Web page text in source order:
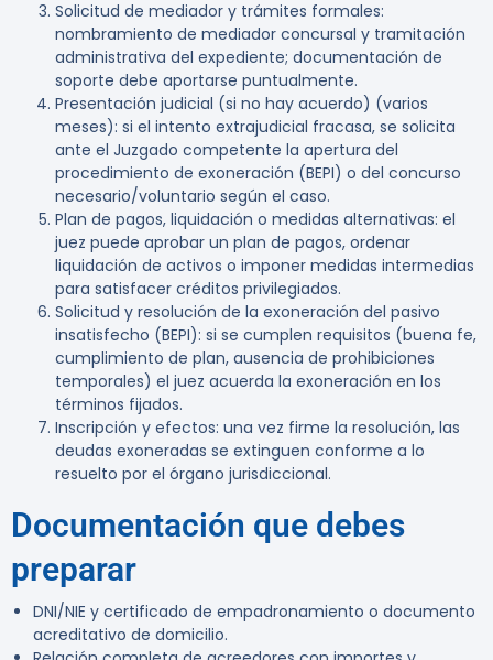
Solicitud de mediador y trámites formales:
nombramiento de mediador concursal y tramitación
administrativa del expediente; documentación de
soporte debe aportarse puntualmente.
Presentación judicial (si no hay acuerdo) (varios
meses): si el intento extrajudicial fracasa, se solicita
ante el Juzgado competente la apertura del
procedimiento de exoneración (BEPI) o del concurso
necesario/voluntario según el caso.
Plan de pagos, liquidación o medidas alternativas: el
juez puede aprobar un plan de pagos, ordenar
liquidación de activos o imponer medidas intermedias
para satisfacer créditos privilegiados.
Solicitud y resolución de la exoneración del pasivo
insatisfecho (BEPI): si se cumplen requisitos (buena fe,
cumplimiento de plan, ausencia de prohibiciones
temporales) el juez acuerda la exoneración en los
términos fijados.
Inscripción y efectos: una vez firme la resolución, las
deudas exoneradas se extinguen conforme a lo
resuelto por el órgano jurisdiccional.
Documentación que debes
preparar
DNI/NIE y certificado de empadronamiento o documento
acreditativo de domicilio.